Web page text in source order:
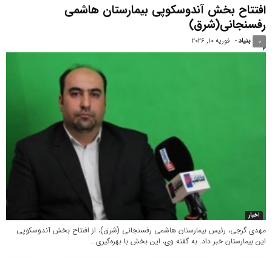
افتتاح بخش آندوسکوپی بیمارستان هاشمی
رفسنجانی(شرق)
بنیاد- فوریه 10, 2026 0
اخبار
مهدی گرجی، رئیس بیمارستان هاشمی رفسنجانی (شرق)، از افتتاح بخش آندوسکوپی
این بیمارستان خبر داد. به گفته وی، این بخش با بهره‌گیری...